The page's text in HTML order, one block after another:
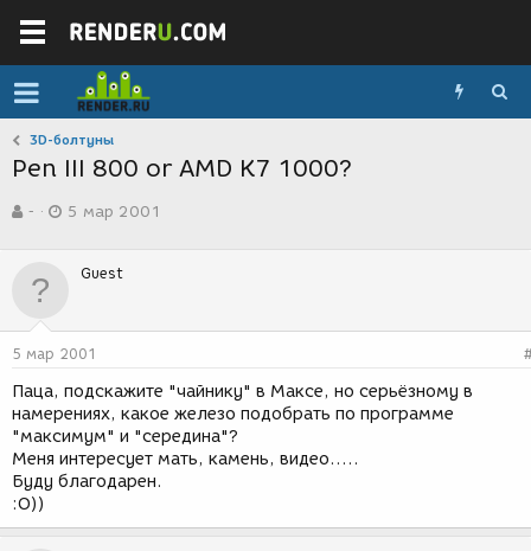
3D-болтуны
Pen III 800 or AMD K7 1000?
в
р
-
а
д
н
и
я
5 мар 2001
Guest
5 мар 2001
Паца, подскажите "чайнику" в Максе, но серьёзному в
намерениях, какое железо подобрать по программе
"максимум" и "середина"?
Меня интересует мать, камень, видео.....
Буду благодарен.
:О))